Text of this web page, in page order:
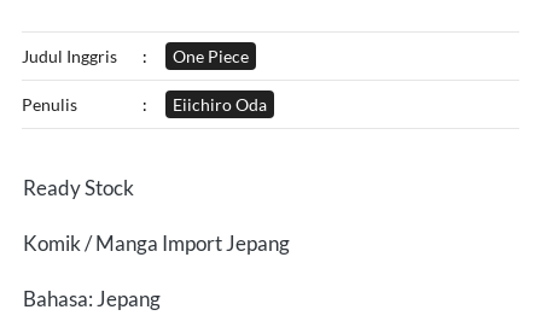
Judul Inggris : One Piece
Penulis : Eiichiro Oda
Ready Stock
Komik / Manga Import Jepang
Bahasa: Jepang